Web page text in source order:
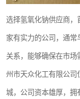
选择氢氧化钠供应商，
家有实力的公司，通
关系，能够确保在市
州市天众化工有限公
城，公司资本雄厚，拥